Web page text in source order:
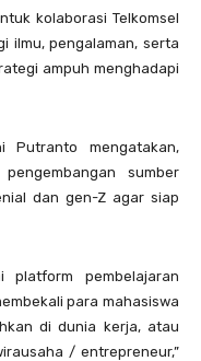
kolaborasi Telkomsel
ilmu, pengalaman, serta
ampuh menghadapi
Putranto mengatakan,
sumber
dan gen-Z agar siap
platform pembelajaran
para mahasiswa
di dunia kerja, atau
/ entrepreneur,”